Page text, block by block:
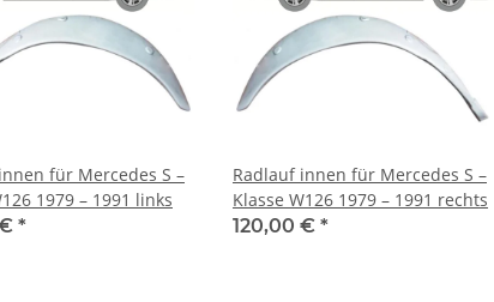
für Mercedes S –
1979 – 1991 links
*
Radlauf innen für Mercedes S –
Klasse W126 1979 – 1991 rechts
120,00 € *